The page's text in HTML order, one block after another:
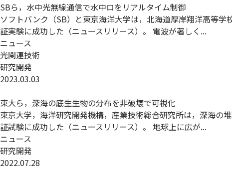
SBら，水中光無線通信で水中ロをリアルタイム制御
ソフトバンク（SB）と東京海洋大学は，北海道厚岸翔洋高等
証実験に成功した（ニュースリリース）。 電波が著しく...
ニュース
光関連技術
研究開発
2023.03.03
東大ら，深海の底生生物の分布を非破壊で可視化
東京大学，海洋研究開発機構，産業技術総合研究所は，深海の
証試験に成功した（ニュースリリース）。 地球上に広が...
ニュース
研究開発
2022.07.28